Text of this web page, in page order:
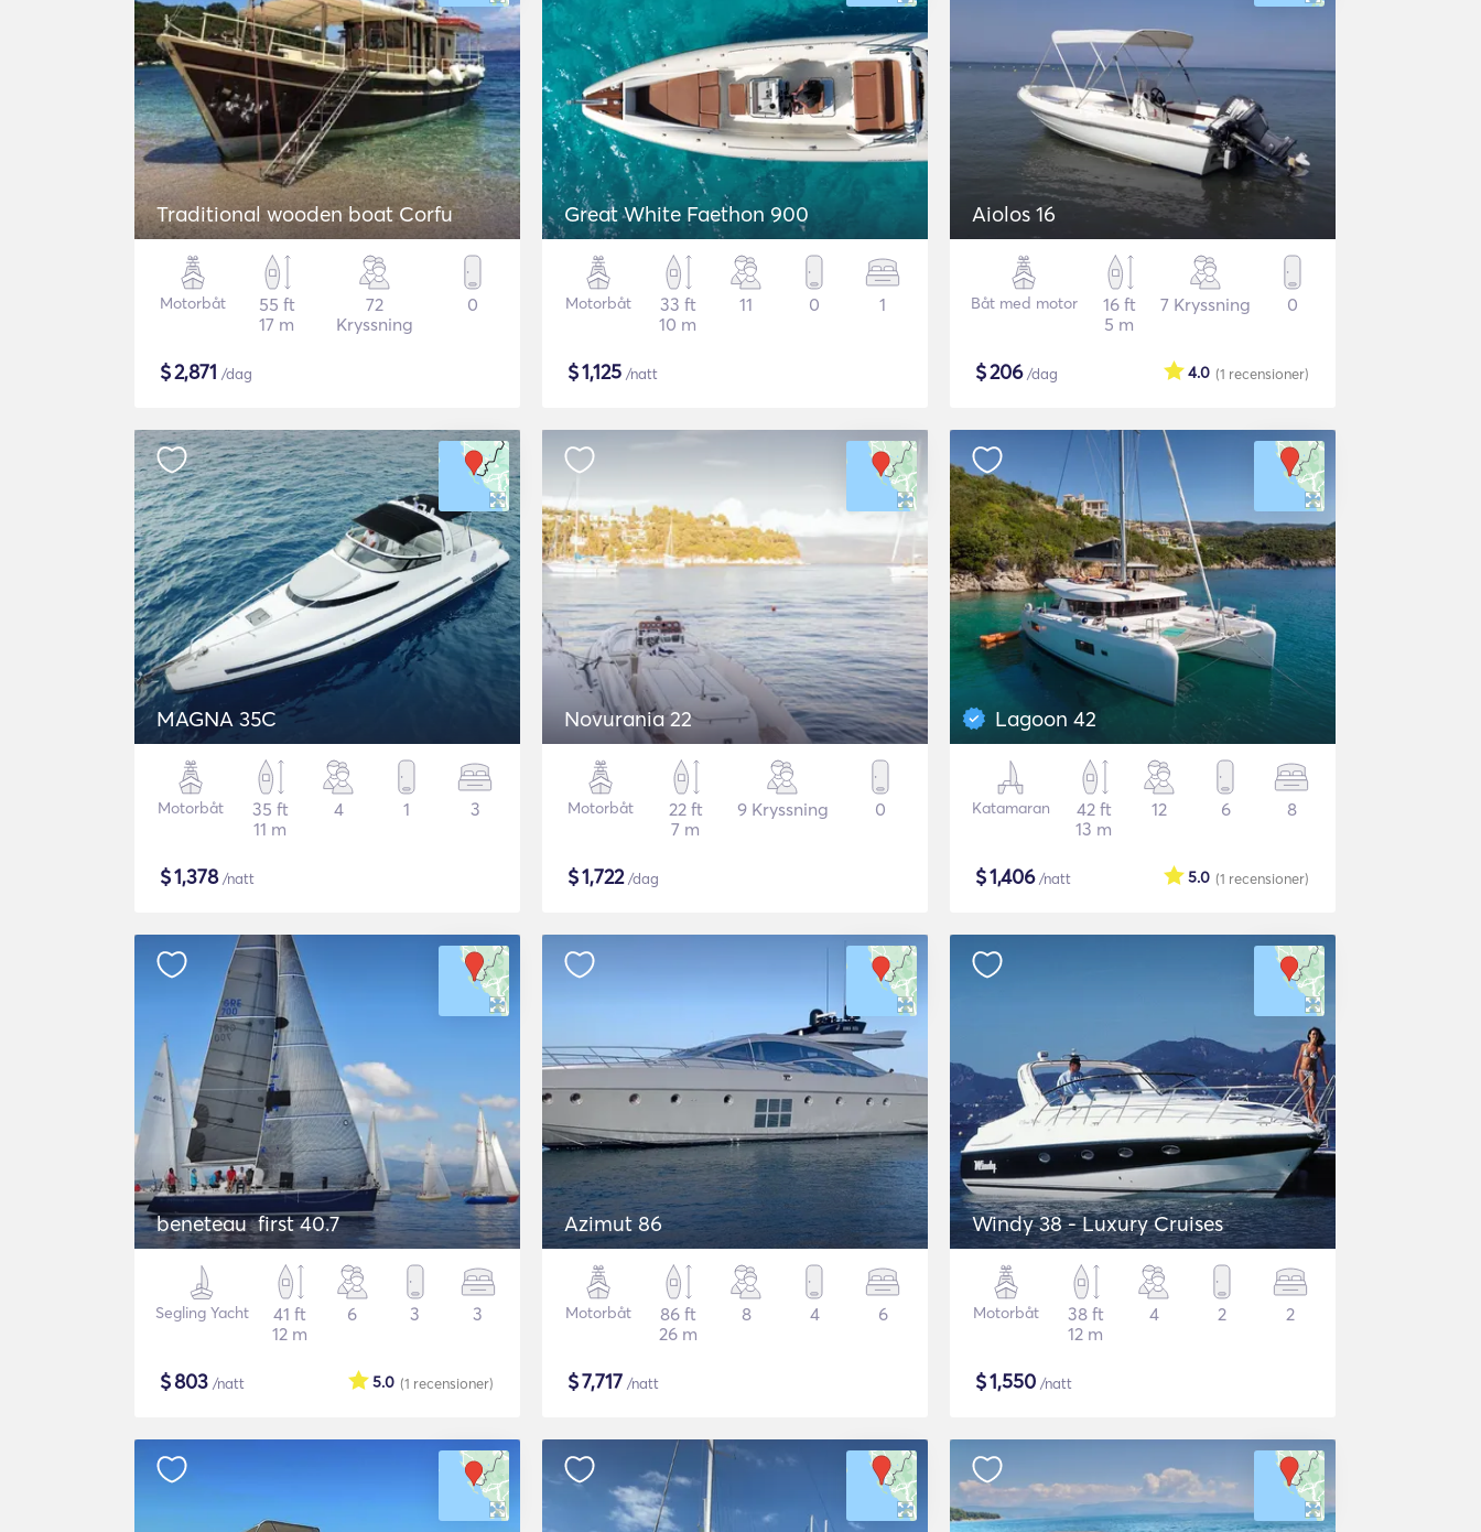
Traditional wooden boat Corfu
Motorbåt
55 ft
17 m
72
Kryssning
0
$2,871 /dag
Great White Faethon 900
Motorbåt
33 ft
10 m
11 0 1
$1,125 /natt
Aiolos 16
Båt med motor
16 ft
5 m
7 Kryssning 0
$206/dag (1 recensioner)
4.0
MAGNA 35C
Motorbåt
35 ft
11 m
4 1 3
$1,378/natt
Novurania 22
Motorbåt
22 ft
7 m
9 Kryssning 0
$1,722/dag
Lagoon 42
Katamaran
42 ft
13 m
12 6 8
$1,406/natt (1 recensioner)
5.0
beneteau first 40.7
Segling Yacht
41 ft
12 m
6 3 3
$803 /natt (1 recensioner)
5.0
Azimut 86
Motorbåt
86 ft
26 m
8 4 6
$7,717 /natt
Windy 38 - Luxury Cruises
Motorbåt
38 ft
12 m
4 2 2
$1,550 /natt